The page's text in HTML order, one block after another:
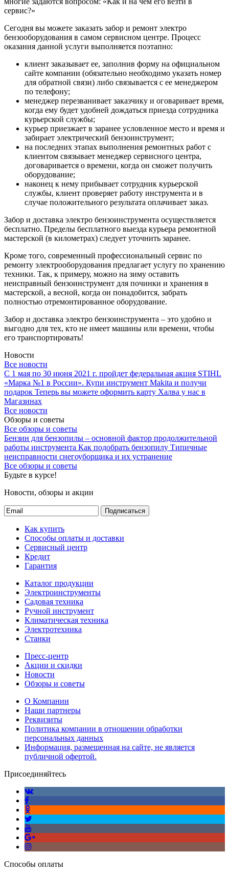
сервис?»
Сегодня вы можете заказать забор и ремонт электро
бензооборудования в самом сервисном центре. Процесс
оказания данной услуги выполняется поэтапно:
клиент заказывает ее, заполнив форму на официальном
сайте компании (обязательно необходимо указать номер
для обратной связи) либо связывается с ее менеджером
по телефону;
менеджер перезванивает заказчику и оговаривает время,
когда ему будет удобней дождаться приезда сотрудника
курьерской службы;
курьер приезжает в заранее условленное место и время и
забирает электрический бензоинструмент;
на последних этапах выполнения ремонтных работ с
клиентом связывает менеджер сервисного центра,
договаривается о времени, когда он сможет получить
оборудование;
наконец к нему прибывает сотрудник курьерской
службы, клиент проверяет работу инструмента и в
случае положительного результата оплачивает заказ.
Забор и доставка электро бензоинструмента осуществляется
бесплатно. Пределы бесплатного выезда курьера ремонтной
мастерской (в километрах) следует уточнить заранее.
Кроме того, современный профессиональный сервис по
ремонту электрооборудования предлагает услугу по хранению
техники. Так, к примеру, можно на зиму оставить
неисправный бензоинструмент для починки и хранения в
мастерской, а весной, когда он понадобится, забрать
полностью отремонтированное оборудование.
Забор и доставка электро бензоинструмента – это удобно и
выгодно для тех, кто не имеет машины или времени, чтобы
его транспортировать!
Новости
Все новости
С 1 мая по 30 июня 2021 г. пройдет федеральная акция STIHL
«Марка №1 в России». Купи инструмент Makita и получи
подарок Теперь вы можете оформить карту Халва у нас в
Магазинах
Все новости
Обзоры и советы
Все обзоры и советы
Бензин для бензопилы – основной фактор продолжительной
работы инструмента Как подобрать бензопилу Типичные
неисправности снегоуборщика и их устранение
Все обзоры и советы
Будьте в курсе!
Новости, обзоры и акции
Подписаться
Как купить
Способы оплаты и доставки
Сервисный центр
Кредит
Гарантия
Каталог продукции
Электроинструменты
Садовая техника
Ручной инструмент
Климатическая техника
Электротехника
Станки
Пресс-центр
Акции и скидки
Новости
Обзоры и советы
О Компании
Наши партнеры
Реквизиты
Политика компании в отношении обработки
персональных данных
Информация, размещенная на сайте, не является
публичной офертой.
Присоединяйтесь
Способы оплаты